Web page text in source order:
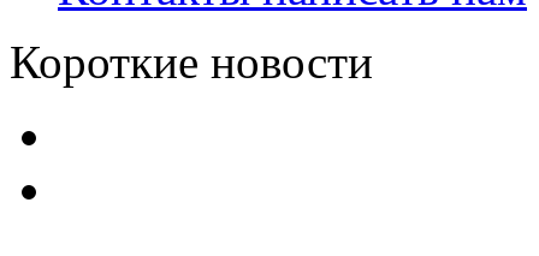
Короткие новости